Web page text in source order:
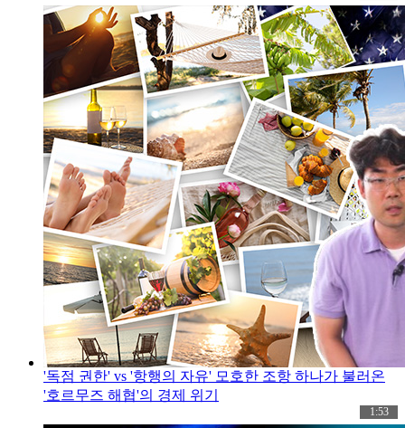
'독점 권한' vs '항행의 자유' 모호한 조항 하나가 불러온
'호르무즈 해협'의 경제 위기
1:53